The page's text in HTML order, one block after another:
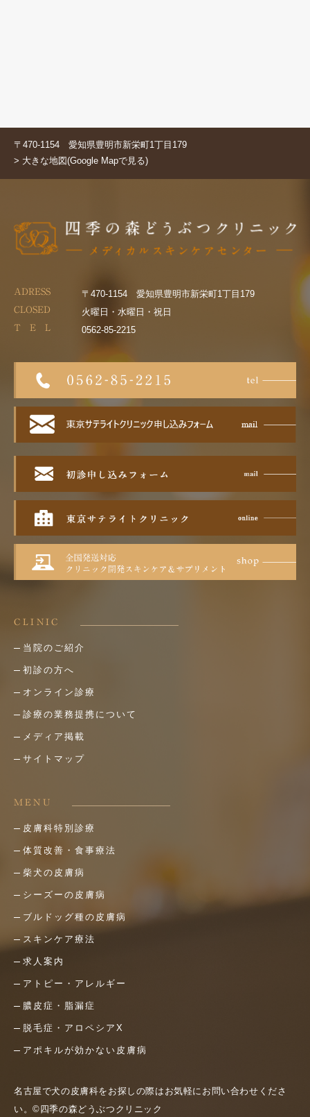
〒470-1154 愛知県豊明市新栄町1丁目179
> 大きな地図(Google Mapで見る)
ADRESS 〒470-1154 愛知県豊明市新栄町1丁目179
CLOSED 火曜日・水曜日・祝日
T E L 0562-85-2215
CLINIC
当院のご紹介
初診の方へ
オンライン診療
診療の業務提携について
メディア掲載
サイトマップ
MENU
皮膚科特別診療
体質改善・食事療法
柴犬の皮膚病
シーズーの皮膚病
ブルドッグ種の皮膚病
スキンケア療法
求人案内
アトピー・アレルギー
膿皮症・脂漏症
脱毛症・アロペシアX
アポキルが効かない皮膚病
名古屋で犬の皮膚科をお探しの際はお気軽にお問い合わせくださ
い。©四季の森どうぶつクリニック